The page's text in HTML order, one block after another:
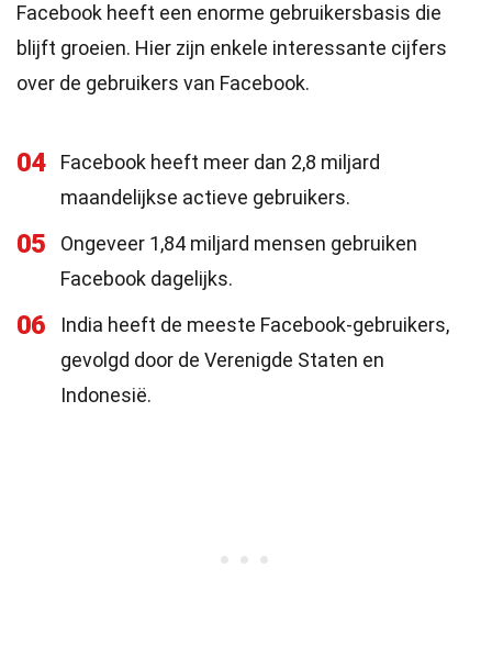
Facebook heeft een enorme gebruikersbasis die
blijft groeien. Hier zijn enkele interessante cijfers
over de gebruikers van Facebook.
04
Facebook heeft meer dan 2,8 miljard
maandelijkse actieve gebruikers.
05
Ongeveer 1,84 miljard mensen gebruiken
Facebook dagelijks.
06
India heeft de meeste Facebook-gebruikers,
gevolgd door de Verenigde Staten en
Indonesië.